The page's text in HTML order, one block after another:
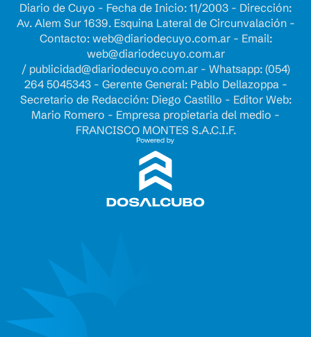
Diario de Cuyo - Fecha de Inicio: 11/2003 - Dirección:
Av. Alem Sur 1639. Esquina Lateral de Circunvalación -
Contacto: web@diariodecuyo.com.ar- Email:
web@diariodecuyo.com.ar
/ publicidad@diariodecuyo.com.ar- Whatsapp: (054)
264 5045343 - Gerente General: Pablo Dellazoppa -
Secretario de Redacción: Diego Castillo - Editor Web:
Mario Romero - Empresa propietaria del medio -
FRANCISCO MONTES S.A.C.I.F.